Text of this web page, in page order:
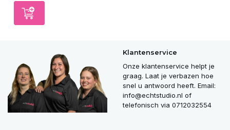
Klantenservice
Onze klantenservice helpt je
graag. Laat je verbazen hoe
snel u antwoord heeft. Email:
info@echtstudio.nl of
telefonisch via 0712032554